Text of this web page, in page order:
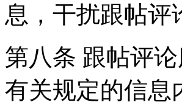
息，干扰跟帖评
第八条 跟帖评
有关规定的信息